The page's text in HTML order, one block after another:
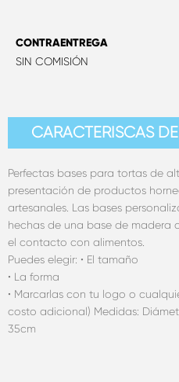
CONTRAENTREGA
SIN COMISIÓN
CARACTERÍSCAS
Perfectas bases para tortas de
presentación de productos
artesanales. Las bases
hechas de una base de madera
el contacto con alimentos.
Puedes elegir: • El tamaño
• La forma
• Marcarlas con tu logo o
costo adicional) Medidas:
35cm